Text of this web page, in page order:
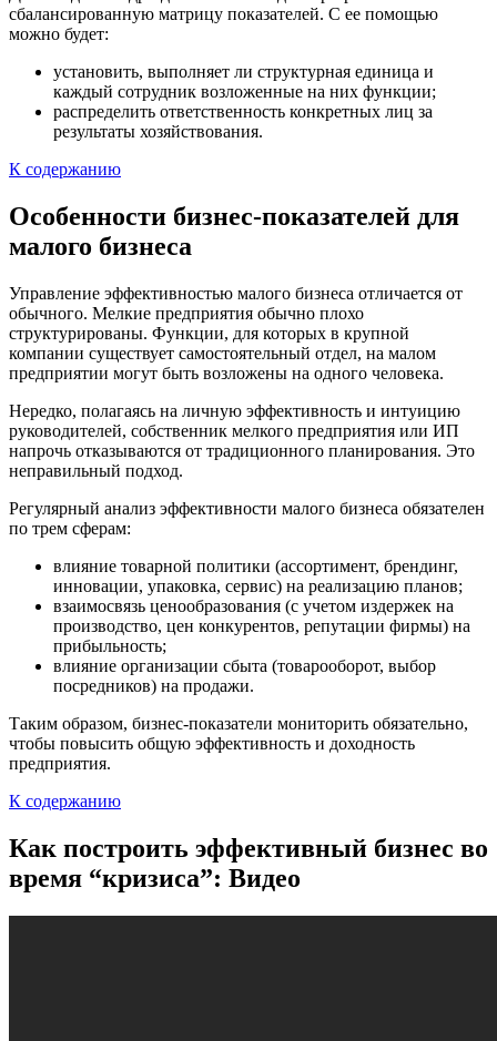
сбалансированную матрицу показателей. С ее помощью
можно будет:
установить, выполняет ли структурная единица и
каждый сотрудник возложенные на них функции;
распределить ответственность конкретных лиц за
результаты хозяйствования.
К содержанию
Особенности бизнес-показателей для
малого бизнеса
Управление эффективностью малого бизнеса отличается от
обычного. Мелкие предприятия обычно плохо
структурированы. Функции, для которых в крупной
компании существует самостоятельный отдел, на малом
предприятии могут быть возложены на одного человека.
Нередко, полагаясь на личную эффективность и интуицию
руководителей, собственник мелкого предприятия или ИП
напрочь отказываются от традиционного планирования. Это
неправильный подход.
Регулярный анализ эффективности малого бизнеса обязателен
по трем сферам:
влияние товарной политики (ассортимент, брендинг,
инновации, упаковка, сервис) на реализацию планов;
взаимосвязь ценообразования (с учетом издержек на
производство, цен конкурентов, репутации фирмы) на
прибыльность;
влияние организации сбыта (товарооборот, выбор
посредников) на продажи.
Таким образом, бизнес-показатели мониторить обязательно,
чтобы повысить общую эффективность и доходность
предприятия.
К содержанию
Как построить эффективный бизнес во
время “кризиса”: Видео